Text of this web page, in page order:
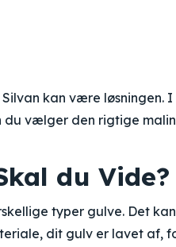
kan være løsningen. I
du vælger den rigtige
du Vide?
typer gulve. Det kan
dit gulv er lavet af,